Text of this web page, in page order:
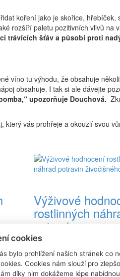
koření jako je skořice, hřebíček,
rozšíří paletu pozitivních vlivů na
trávících šťáv a působí proti
víno tu výhodu, že obsahuje
obsahuje. I tak si ale dávejte
upozorňuje Douchová.
který vás prohřeje a okouzlí svou
Výživové
rostlinných
potravin..
cookies
bylo prohlížení našich stránek co
Cookies nám slouží pro
díky nim dokážeme lépe